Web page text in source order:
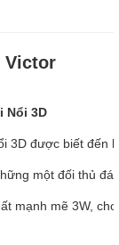
Victor
Nổi 3D
3D được biết
một đối thủ
mạnh mẽ 3W,